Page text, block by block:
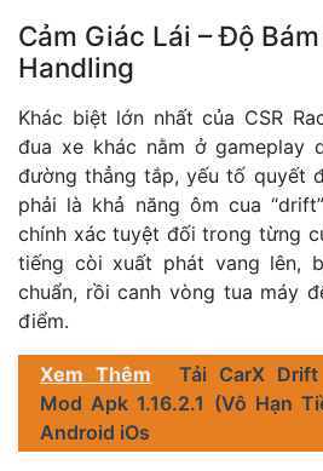
Cảm Giác Lái – Độ
Handling
Khác biệt lớn nhất của CSR
đua xe khác nằm ở gameplay
đường thẳng tắp, yếu tố quyết
phải là khả năng ôm cua
chính xác tuyệt đối trong từng
tiếng còi xuất phát vang lên,
chuẩn, rồi canh vòng tua máy
điểm.
Xem Thêm
Tải CarX Drift
Mod Apk 1.16.2.1 (Vô Hạn
Android iOs